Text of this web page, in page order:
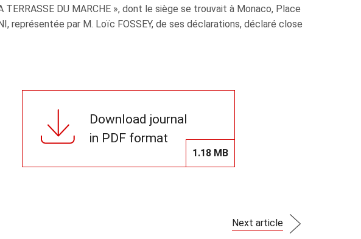
DU MARCHE », dont le siège se trouvait à Monaco, Place
représentée par M. Loïc FOSSEY, de ses déclarations, déclaré close
Download journal
in PDF format
1.18 MB
Next article